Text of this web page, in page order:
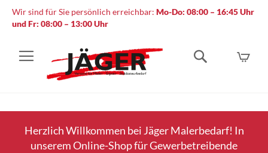
Wir sind für Sie persönlich erreichbar: Mo-Do: 08:00 – 16:45 Uhr
und Fr: 08:00 – 13:00 Uhr
Herzlich Willkommen bei Jäger Malerbedarf! In
unserem Online-Shop für Gewerbetreibende